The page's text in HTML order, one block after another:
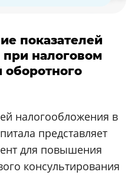
показателей
налоговом
оборотного
налогообложения в
представляет
для повышения
консультирования